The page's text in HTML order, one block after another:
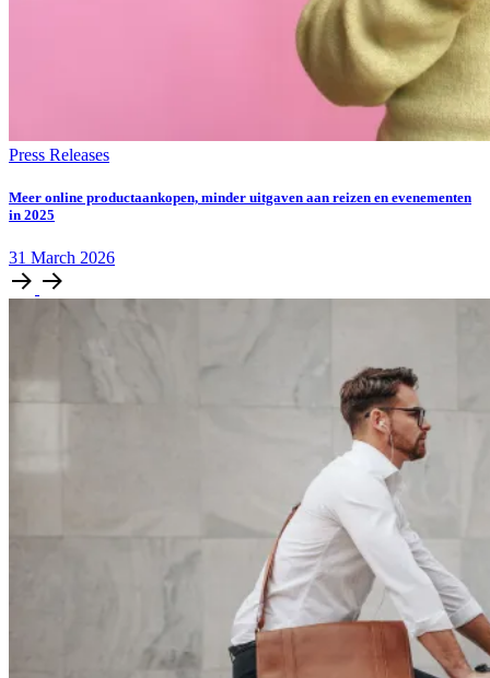
Press Releases
Meer online productaankopen, minder uitgaven aan reizen en evenementen
in 2025
31 March 2026